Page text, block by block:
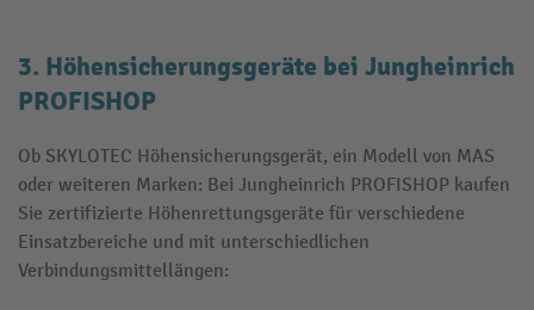
3. Höhensicherungsgeräte bei Jungheinrich
PROFISHOP
Ob SKYLOTEC Höhensicherungsgerät, ein Modell von MAS
oder weiteren Marken: Bei Jungheinrich PROFISHOP kaufen
Sie zertifizierte Höhenrettungsgeräte für verschiedene
Einsatzbereiche und mit unterschiedlichen
Verbindungsmittellängen: